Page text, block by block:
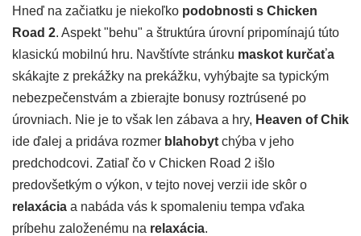
Hneď na začiatku je niekoľko podobnosti s Chicken
Road 2. Aspekt "behu" a štruktúra úrovní pripomínajú túto
klasickú mobilnú hru. Navštívte stránku maskot kurčaťa
skákajte z prekážky na prekážku, vyhýbajte sa typickým
nebezpečenstvám a zbierajte bonusy roztrúsené po
úrovniach. Nie je to však len zábava a hry, Heaven of Chik
ide ďalej a pridáva rozmer blahobyt chýba v jeho
predchodcovi. Zatiaľ čo v Chicken Road 2 išlo
predovšetkým o výkon, v tejto novej verzii ide skôr o
relaxácia a nabáda vás k spomaleniu tempa vďaka
príbehu založenému na relaxácia.